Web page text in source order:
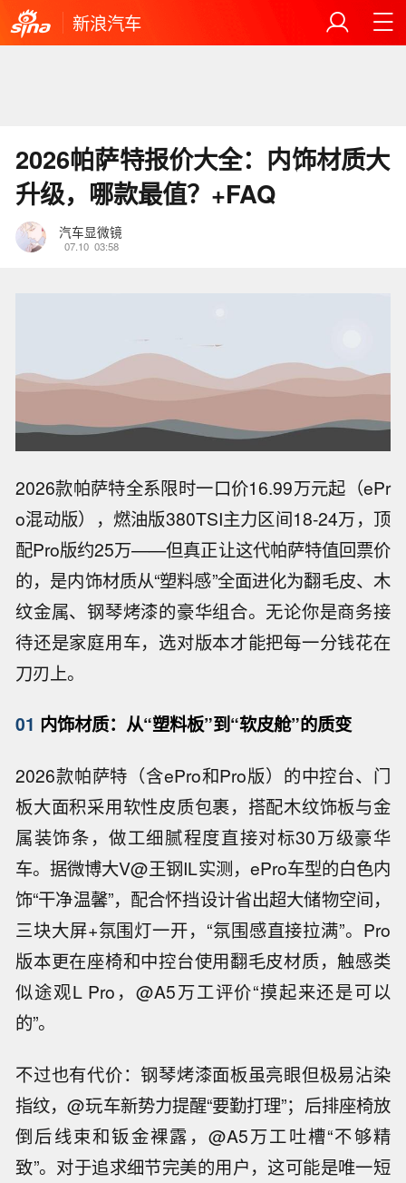
新浪汽车
2026帕萨特报价大全：内饰材质大
升级，哪款最值？+FAQ
汽车显微镜
07.10 03:58
2026款帕萨特全系限时一口价16.99万元起（ePr
o混动版），燃油版380TSI主力区间18-24万，顶
配Pro版约25万——但真正让这代帕萨特值回票价
的，是内饰材质从“塑料感”全面进化为翻毛皮、木
纹金属、钢琴烤漆的豪华组合。无论你是商务接
待还是家庭用车，选对版本才能把每一分钱花在
刀刃上。
01 内饰材质：从“塑料板”到“软皮舱”的质变
2026款帕萨特（含ePro和Pro版）的中控台、门
板大面积采用软性皮质包裹，搭配木纹饰板与金
属装饰条，做工细腻程度直接对标30万级豪华
车。据微博大V@王钢IL实测，ePro车型的白色内
饰“干净温馨”，配合怀挡设计省出超大储物空间，
三块大屏+氛围灯一开，“氛围感直接拉满”。Pro
版本更在座椅和中控台使用翻毛皮材质，触感类
似途观L Pro，@A5万工评价“摸起来还是可以
的”。
不过也有代价：钢琴烤漆面板虽亮眼但极易沾染
指纹，@玩车新势力提醒“要勤打理”；后排座椅放
倒后线束和钣金裸露，@A5万工吐槽“不够精
致”。对于追求细节完美的用户，这可能是唯一短